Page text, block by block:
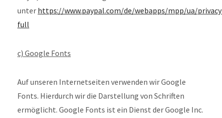
unter https://www.paypal.com/de/webapps/mpp/ua/
full
c) Google Fonts
Auf unseren Internetseiten verwenden wir Google
Fonts. Hierdurch wir die Darstellung von Schriften
ermöglicht. Google Fonts ist ein Dienst der Google Inc.